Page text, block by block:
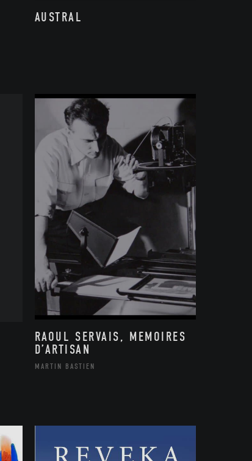
AUSTRAL
RAOUL SERVAIS, MEMOIRES
D’ARTISAN
MARTIN BASTIEN